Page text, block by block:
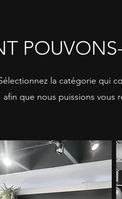
la catégorie qui
afin que nous puissions vous